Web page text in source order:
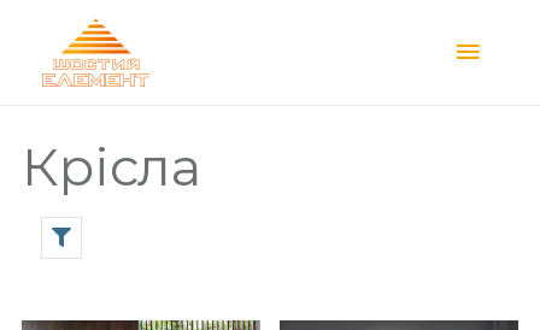
Main
Крісла